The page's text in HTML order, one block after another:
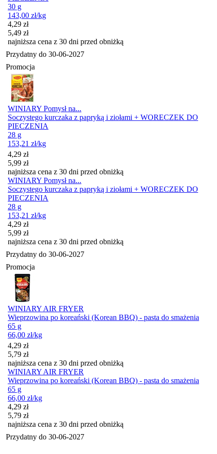
30 g
143,00 zł/kg
Cena promocyjna
4,29 zł
5,49 zł
najniższa cena z 30 dni przed obniżką
Przydatny do 30-06-2027
Promocja
WINIARY Pomysł na...
Soczystego kurczaka z papryką i ziołami + WORECZEK DO
PIECZENIA
28 g
153,21 zł/kg
Cena promocyjna
4,29 zł
5,99 zł
najniższa cena z 30 dni przed obniżką
WINIARY Pomysł na...
Soczystego kurczaka z papryką i ziołami + WORECZEK DO
PIECZENIA
28 g
153,21 zł/kg
Cena promocyjna
4,29 zł
5,99 zł
najniższa cena z 30 dni przed obniżką
Przydatny do 30-06-2027
Promocja
WINIARY AIR FRYER
Wieprzowina po koreański (Korean BBQ) - pasta do smażenia
65 g
66,00 zł/kg
Cena promocyjna
4,29 zł
5,79 zł
najniższa cena z 30 dni przed obniżką
WINIARY AIR FRYER
Wieprzowina po koreański (Korean BBQ) - pasta do smażenia
65 g
66,00 zł/kg
Cena promocyjna
4,29 zł
5,79 zł
najniższa cena z 30 dni przed obniżką
Przydatny do 30-06-2027